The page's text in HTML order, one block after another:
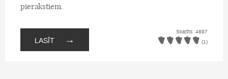
pierakstiem.
LASĪT →
Skatīts: 4897
(1)